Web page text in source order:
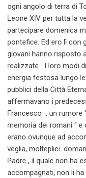
ogni angolo di terra di
Leone XIV per tutta la
partecipare domenica
pontefice. Ed ero lì con
giovani hanno risposto
realizzate . I loro modi
energia festosa lungo
pubblici della Città
affermavano i
Francesco , un rumore
memoria dei romani “ e
erano ovunque ad
veglia, molteplici
Padre , il quale non ha
accompagnati, non li